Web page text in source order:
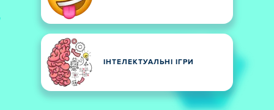
ІНТЕЛЕКТУАЛЬНІ ІГРИ